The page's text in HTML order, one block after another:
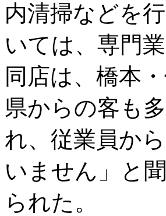
内清掃などを
いては、専門
同店は、橋本
県からの客も
れ、従業員か
いません」と
られた。